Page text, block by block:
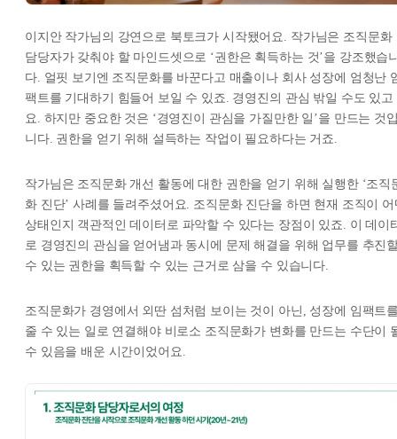
이지안 작가님의 강연으로 북토크가 시작됐어요. 작가님은 조직문화
담당자가 갖춰야 할 마인드셋으로 ‘권한은 획득하는 것’을 강조했습
다. 얼핏 보기엔 조직문화를 바꾼다고 매출이나 회사 성장에 엄청난
팩트를 기대하기 힘들어 보일 수 있죠. 경영진의 관심 밖일 수도 있고
요. 하지만 중요한 것은 ‘경영진이 관심을 가질만한 일’을 만드는 것
니다. 권한을 얻기 위해 설득하는 작업이 필요하다는 거죠.
작가님은 조직문화 개선 활동에 대한 권한을 얻기 위해 실행한 ‘조직
화 진단’ 사례를 들려주셨어요. 조직문화 진단을 하면 현재 조직이 어
상태인지 객관적인 데이터로 파악할 수 있다는 장점이 있죠. 이 데이
로 경영진의 관심을 얻어냄과 동시에 문제 해결을 위해 업무를 추진
수 있는 권한을 획득할 수 있는 근거로 삼을 수 있습니다.
조직문화가 경영에서 외딴 섬처럼 보이는 것이 아닌, 성장에 임팩트
줄 수 있는 일로 연결해야 비로소 조직문화가 변화를 만드는 수단이
수 있음을 배운 시간이었어요.